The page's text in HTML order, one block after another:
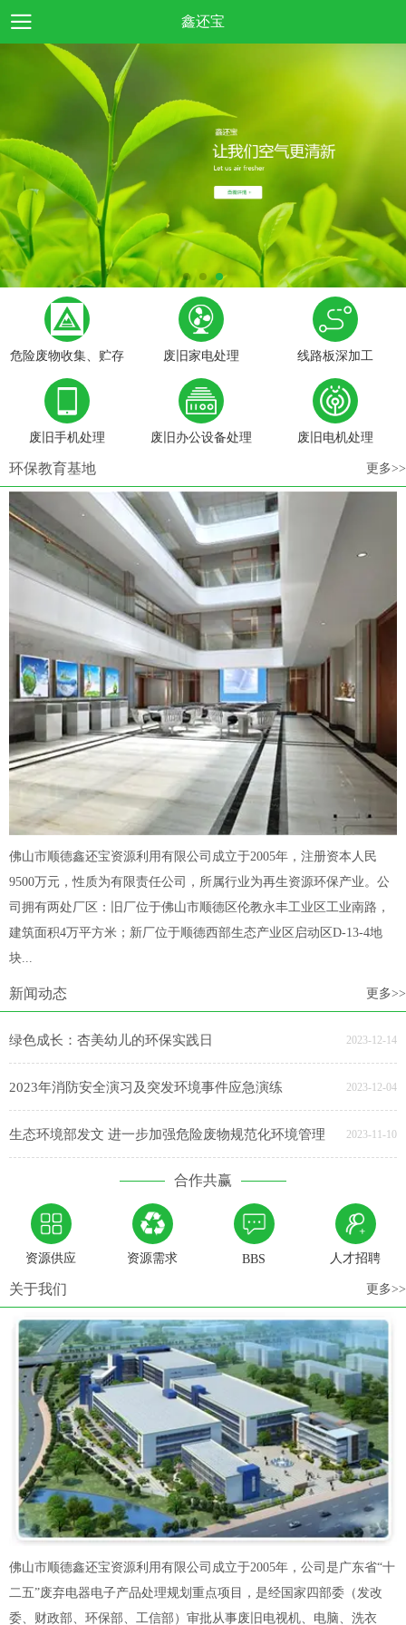
鑫还宝
危险废物收集、贮存 废旧家电处理 线路板深加工
废旧手机处理 废旧办公设备处理 废旧电机处理
环保教育基地 更多>>
佛山市顺德鑫还宝资源利用有限公司成立于2005年，注册资本人民
9500万元，性质为有限责任公司，所属行业为再生资源环保产业。公
司拥有两处厂区：旧厂位于佛山市顺德区伦教永丰工业区工业南路，
建筑面积4万平方米；新厂位于顺德西部生态产业区启动区D-13-4地
块...
新闻动态 更多>>
绿色成长：杏美幼儿的环保实践日 2023-12-14
2023年消防安全演习及突发环境事件应急演练 2023-12-04
生态环境部发文 进一步加强危险废物规范化环境管理 2023-11-10
合作共赢
资源供应 资源需求 BBS 人才招聘
关于我们 更多>>
佛山市顺德鑫还宝资源利用有限公司成立于2005年，公司是广东省“十
二五”废弃电器电子产品处理规划重点项目，是经国家四部委（发改
委、财政部、环保部、工信部）审批从事废旧电视机、电脑、洗衣